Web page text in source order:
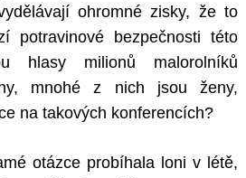
ohromné zisky, že to
bezpečnosti této
hlasy milionů malorolníků
mnohé z nich jsou ženy,
na takových konferencích?
otázce probíhala loni v létě,